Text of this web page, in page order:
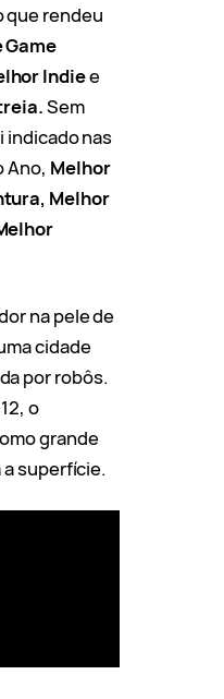
que rendeu
Game
Indiee
Sem
indicado nas
Ano, Melhor
Melhor
na pele de
cidade
por robôs.
o
grande
superfície.